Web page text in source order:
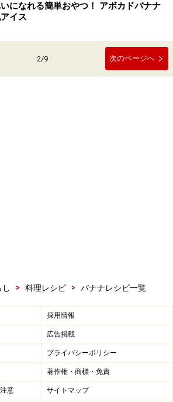
になれる簡単おやつ！ アボカドバナナ
イス
2/9 次のページへ
し > 料理レシピ > バナナレシピ一覧
採用情報
広告掲載
プライバシーポリシー
著作権・商標・免責
意 サイトマップ